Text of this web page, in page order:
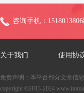
咨询手机：
关于我们 使用协
免责声明：本平台部分文章信
copyright ©2013-2024